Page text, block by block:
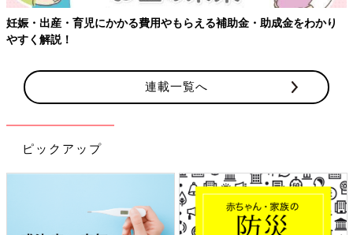
・育児にかかる費用やもらえる補助金・助成金をわかり
！
【ワク
連載一覧へ
ピックアップ